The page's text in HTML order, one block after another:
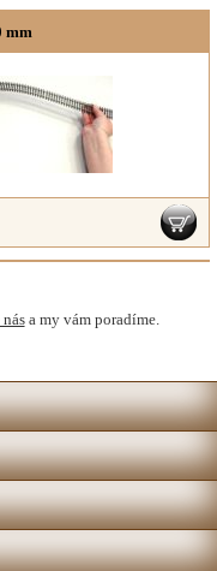
mm
a my vám poradíme.